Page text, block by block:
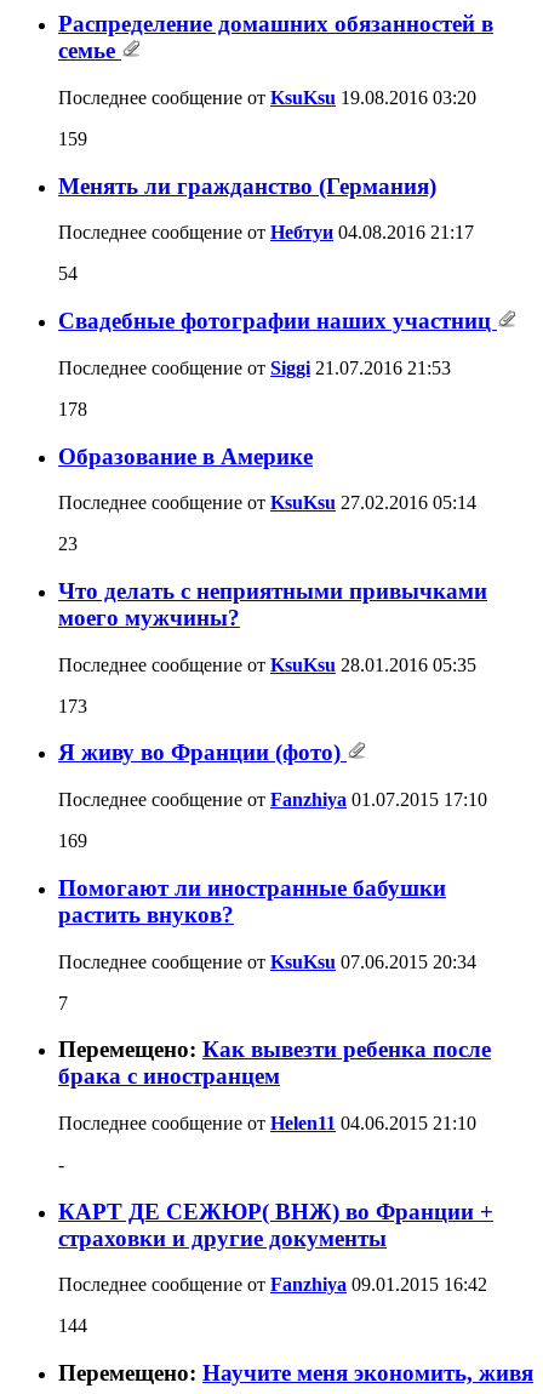
Распределение домашних обязанностей в
семье
Последнее сообщение от KsuKsu 19.08.2016 03:20
159
Менять ли гражданство (Германия)
Последнее сообщение от Небтуи 04.08.2016 21:17
54
Свадебные фотографии наших участниц
Последнее сообщение от Siggi 21.07.2016 21:53
178
Образование в Америке
Последнее сообщение от KsuKsu 27.02.2016 05:14
23
Что делать с неприятными привычками
моего мужчины?
Последнее сообщение от KsuKsu 28.01.2016 05:35
173
Я живу во Франции (фото)
Последнее сообщение от Fanzhiya 01.07.2015 17:10
169
Помогают ли иностранные бабушки
растить внуков?
Последнее сообщение от KsuKsu 07.06.2015 20:34
7
Перемещено: Как вывезти ребенка после
брака с иностранцем
Последнее сообщение от Helen11 04.06.2015 21:10
-
КАРТ ДЕ СЕЖЮР( ВНЖ) во Франции +
страховки и другие документы
Последнее сообщение от Fanzhiya 09.01.2015 16:42
144
Перемещено: Научите меня экономить, живя